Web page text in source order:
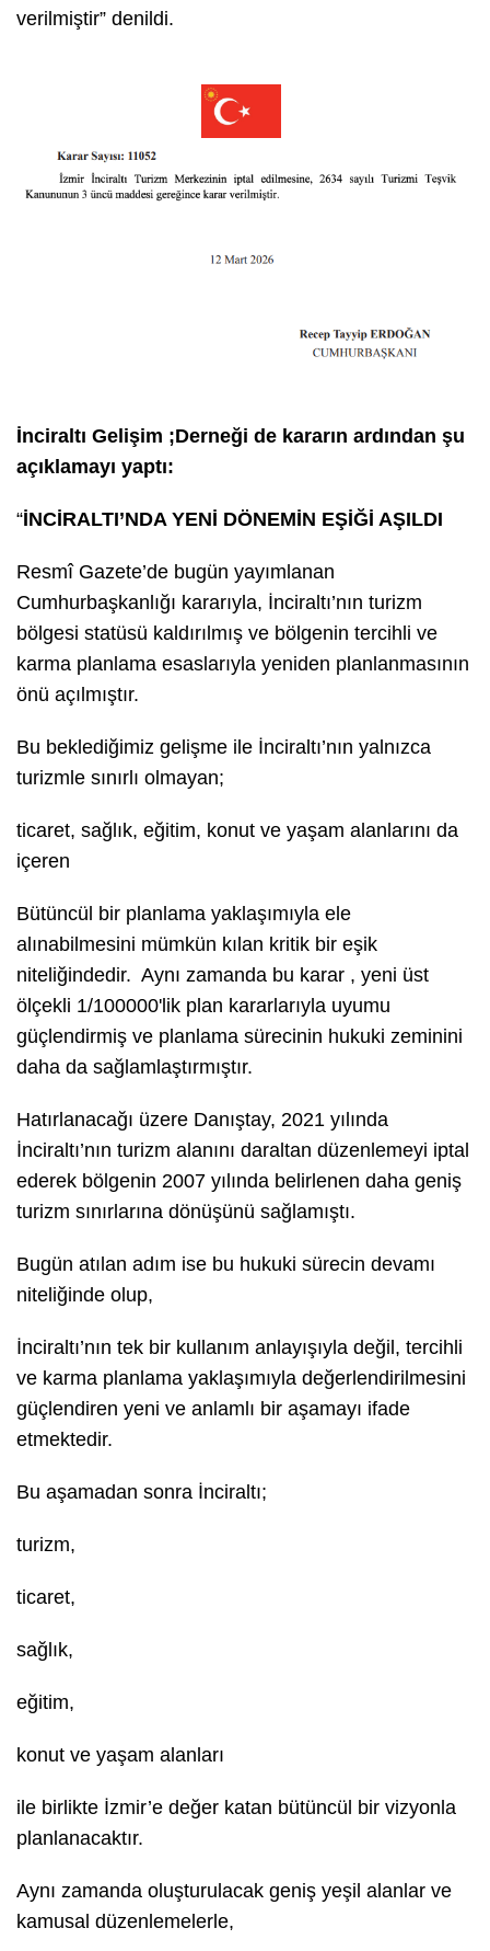
verilmiştir” denildi.
İnciraltı Gelişim ;Derneği de kararın ardından şu
açıklamayı yaptı:
“İNCİRALTI’NDA YENİ DÖNEMİN EŞİĞİ AŞILDI
Resmî Gazete’de bugün yayımlanan
Cumhurbaşkanlığı kararıyla, İnciraltı’nın turizm
bölgesi statüsü kaldırılmış ve bölgenin tercihli ve
karma planlama esaslarıyla yeniden planlanmasının
önü açılmıştır.
Bu beklediğimiz gelişme ile İnciraltı’nın yalnızca
turizmle sınırlı olmayan;
ticaret, sağlık, eğitim, konut ve yaşam alanlarını da
içeren
Bütüncül bir planlama yaklaşımıyla ele
alınabilmesini mümkün kılan kritik bir eşik
niteliğindedir. Aynı zamanda bu karar , yeni üst
ölçekli 1/100000'lik plan kararlarıyla uyumu
güçlendirmiş ve planlama sürecinin hukuki zeminini
daha da sağlamlaştırmıştır.
Hatırlanacağı üzere Danıştay, 2021 yılında
İnciraltı’nın turizm alanını daraltan düzenlemeyi iptal
ederek bölgenin 2007 yılında belirlenen daha geniş
turizm sınırlarına dönüşünü sağlamıştı.
Bugün atılan adım ise bu hukuki sürecin devamı
niteliğinde olup,
İnciraltı’nın tek bir kullanım anlayışıyla değil, tercihli
ve karma planlama yaklaşımıyla değerlendirilmesini
güçlendiren yeni ve anlamlı bir aşamayı ifade
etmektedir.
Bu aşamadan sonra İnciraltı;
turizm,
ticaret,
sağlık,
eğitim,
konut ve yaşam alanları
ile birlikte İzmir’e değer katan bütüncül bir vizyonla
planlanacaktır.
Aynı zamanda oluşturulacak geniş yeşil alanlar ve
kamusal düzenlemelerle,